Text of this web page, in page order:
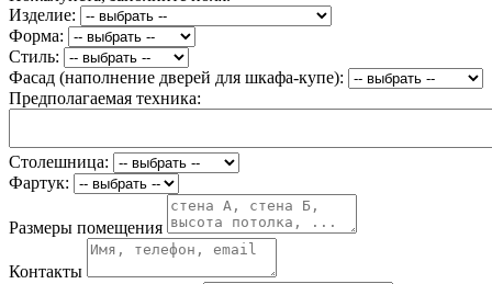
Изделие:
Форма:
Стиль:
Фасад (наполнение дверей для шкафа-купе):
Предполагаемая техника:
Столешница:
Фартук:
Размеры помещения
Контакты